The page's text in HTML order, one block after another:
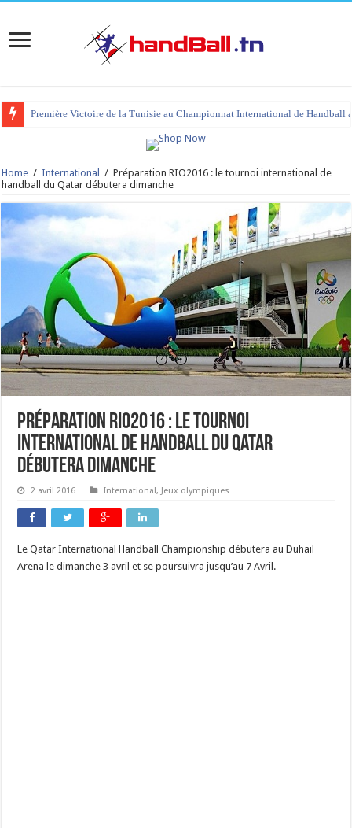
Première Victoire de la Tunisie au Championnat International de Handball
Home / International / Préparation RIO2016 : le tournoi international de
handball du Qatar débutera dimanche
Préparation RIO2016 : le tournoi
international de handball du Qatar
débutera dimanche
2 avril 2016 International, Jeux olympiques
Le Qatar International Handball Championship débutera au Duhail
Arena le dimanche 3 avril et se poursuivra jusqu’au 7 Avril.